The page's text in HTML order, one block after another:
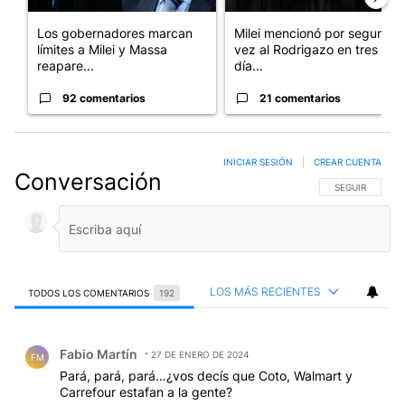
Los gobernadores marcan
límites a Milei y Massa
reapare...
92 comentarios
Milei mencionó por segunda
vez al Rodrigazo en tres
día...
21 comentarios
Conversación SIGA ESTA
SEGUIR
INICIAR SESIÓN CREAR CUENTA
TODOS LOS COMENTARIOS 192 LOS MÁS RECIENTES
FM Fabio Martín 27 DE ENERO DE 2024
Pará, pará, pará…¿vos decís que Coto, Walmart y
Carrefour estafan a la gente?